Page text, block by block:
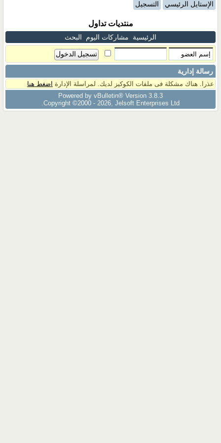
الإستايل الرئيسي التسجيل
منتديات تداول
الرئيسية مشاركات اليوم البحث
رسالة إدارية
عذرا. هناك مشكلة فى ملفات الكوكيز لديك. لمراسلة الإدارة اضغط هنا
Powered by vBulletin® Version 3.8.3
Copyright ©2000 - 2026, Jelsoft Enterprises Ltd.